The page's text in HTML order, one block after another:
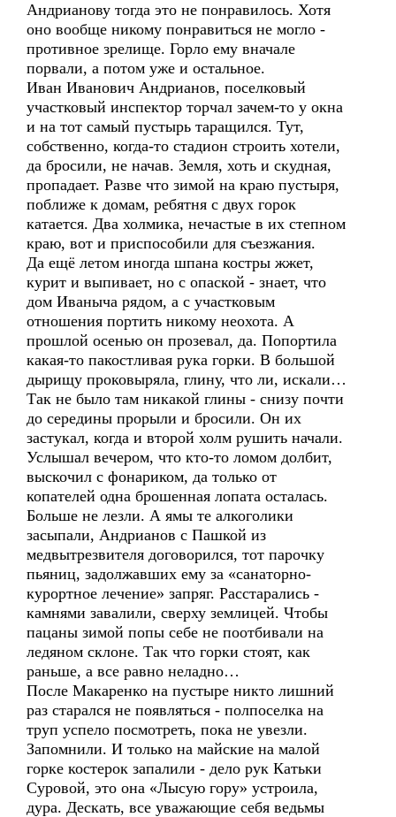
Андрианову тогда это не понравилось. Хотя
оно вообще никому понравиться не могло -
противное зрелище. Горло ему вначале
порвали, а потом уже и остальное.
Иван Иванович Андрианов, поселковый
участковый инспектор торчал зачем-то у окна
и на тот самый пустырь таращился. Тут,
собственно, когда-то стадион строить хотели,
да бросили, не начав. Земля, хоть и скудная,
пропадает. Разве что зимой на краю пустыря,
поближе к домам, ребятня с двух горок
катается. Два холмика, нечастые в их степном
краю, вот и приспособили для съезжания.
Да ещё летом иногда шпана костры жжет,
курит и выпивает, но с опаской - знает, что
дом Иваныча рядом, а с участковым
отношения портить никому неохота. А
прошлой осенью он прозевал, да. Попортила
какая-то пакостливая рука горки. В большой
дырищу проковыряла, глину, что ли, искали…
Так не было там никакой глины - снизу почти
до середины прорыли и бросили. Он их
застукал, когда и второй холм рушить начали.
Услышал вечером, что кто-то ломом долбит,
выскочил с фонариком, да только от
копателей одна брошенная лопата осталась.
Больше не лезли. А ямы те алкоголики
засыпали, Андрианов с Пашкой из
медвытрезвителя договорился, тот парочку
пьяниц, задолжавших ему за «санаторно-
курортное лечение» запряг. Расстарались -
камнями завалили, сверху землицей. Чтобы
пацаны зимой попы себе не поотбивали на
ледяном склоне. Так что горки стоят, как
раньше, а все равно неладно…
После Макаренко на пустыре никто лишний
раз старался не появляться - полпоселка на
труп успело посмотреть, пока не увезли.
Запомнили. И только на майские на малой
горке костерок запалили - дело рук Катьки
Суровой, это она «Лысую гору» устроила,
дура. Дескать, все уважающие себя ведьмы